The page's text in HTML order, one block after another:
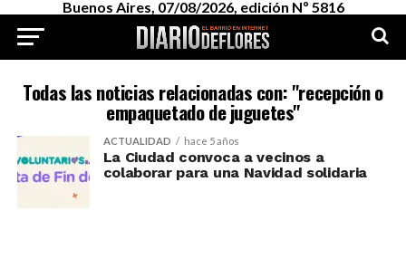
Buenos Aires, 07/08/2026, edición Nº 5816
Todas las noticias relacionadas con: "recepción o
empaquetado de juguetes"
ACTUALIDAD hace 5 años
La Ciudad convoca a vecinos a
colaborar para una Navidad solidaria